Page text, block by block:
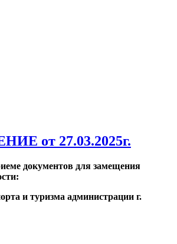
от 27.03.2025г.
документов для замещения
и туризма администрации г.